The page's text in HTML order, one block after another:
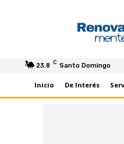
23.8 C Santo Domingo
Inicio De Interés